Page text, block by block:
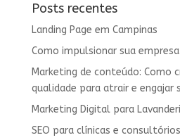
Posts recentes
Landing Page em Campinas
Como impulsionar sua
Marketing de conteúdo: Como
qualidade para atrair e engajar
Marketing Digital para
SEO para clínicas e